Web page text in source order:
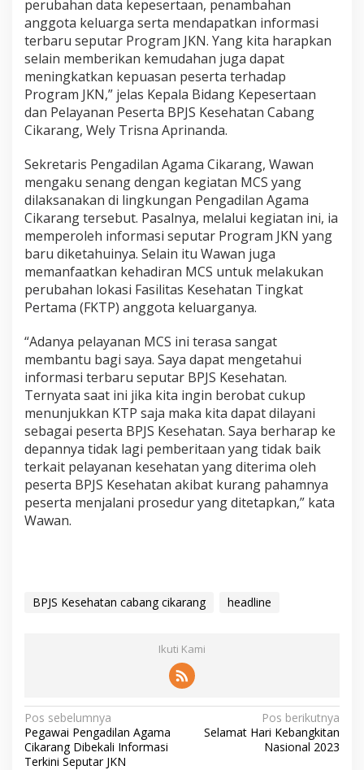
perubahan data kepesertaan, penambahan
anggota keluarga serta mendapatkan informasi
terbaru seputar Program JKN. Yang kita harapkan
selain memberikan kemudahan juga dapat
meningkatkan kepuasan peserta terhadap
Program JKN,” jelas Kepala Bidang Kepesertaan
dan Pelayanan Peserta BPJS Kesehatan Cabang
Cikarang, Wely Trisna Aprinanda.
Sekretaris Pengadilan Agama Cikarang, Wawan
mengaku senang dengan kegiatan MCS yang
dilaksanakan di lingkungan Pengadilan Agama
Cikarang tersebut. Pasalnya, melalui kegiatan ini, ia
memperoleh informasi seputar Program JKN yang
baru diketahuinya. Selain itu Wawan juga
memanfaatkan kehadiran MCS untuk melakukan
perubahan lokasi Fasilitas Kesehatan Tingkat
Pertama (FKTP) anggota keluarganya.
“Adanya pelayanan MCS ini terasa sangat
membantu bagi saya. Saya dapat mengetahui
informasi terbaru seputar BPJS Kesehatan.
Ternyata saat ini jika kita ingin berobat cukup
menunjukkan KTP saja maka kita dapat dilayani
sebagai peserta BPJS Kesehatan. Saya berharap ke
depannya tidak lagi pemberitaan yang tidak baik
terkait pelayanan kesehatan yang diterima oleh
peserta BPJS Kesehatan akibat kurang pahamnya
peserta menjalani prosedur yang ditetapkan,” kata
Wawan.
BPJS Kesehatan cabang cikarang headline
Ikuti Kami
Pos sebelumnya
Pegawai Pengadilan Agama
Cikarang Dibekali Informasi
Terkini Seputar JKN
Pos berikutnya
Selamat Hari Kebangkitan
Nasional 2023